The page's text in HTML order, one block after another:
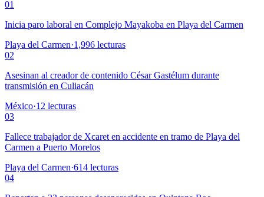
01
Inicia paro laboral en Complejo Mayakoba en Playa del Carmen
Playa del Carmen·1,996 lecturas
02
Asesinan al creador de contenido César Gastélum durante
transmisión en Culiacán
México·12 lecturas
03
Fallece trabajador de Xcaret en accidente en tramo de Playa del
Carmen a Puerto Morelos
Playa del Carmen·614 lecturas
04